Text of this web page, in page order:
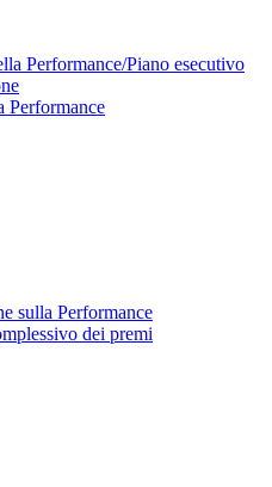
Performance/Piano esecutivo
Performance
sulla Performance
dei premi